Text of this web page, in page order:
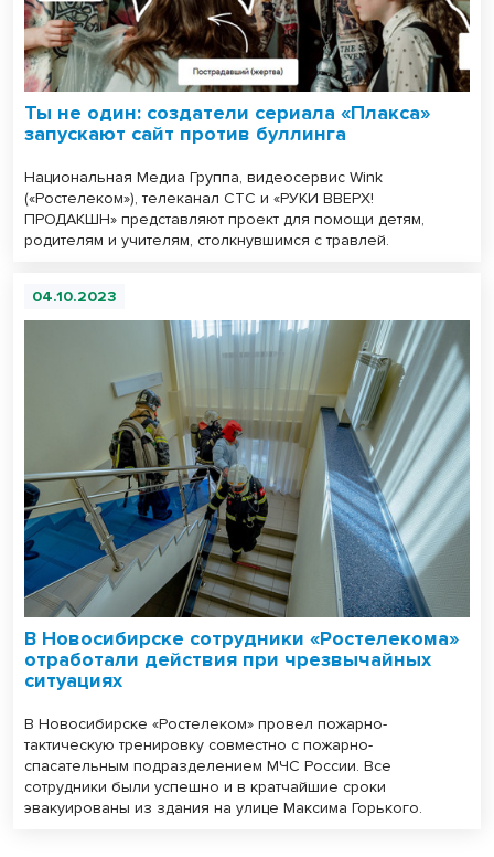
Ты не один: создатели сериала «Плакса»
запускают сайт против буллинга
Национальная Медиа Группа, видеосервис Wink
(«Ростелеком»), телеканал СТС и «РУКИ ВВЕРХ!
ПРОДАКШН» представляют проект для помощи детям,
родителям и учителям, столкнувшимся с травлей.
04.10.2023
В Новосибирске сотрудники «Ростелекома»
отработали действия при чрезвычайных
ситуациях
В Новосибирске «Ростелеком» провел пожарно-
тактическую тренировку совместно с пожарно-
спасательным подразделением МЧС России. Все
сотрудники были успешно и в кратчайшие сроки
эвакуированы из здания на улице Максима Горького.